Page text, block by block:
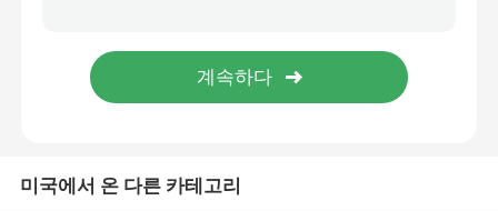
스마트한 보드 바닥 스탠드
상호 작용하는 스마트한 보드 펜
미국에서 온 다른 카테고리